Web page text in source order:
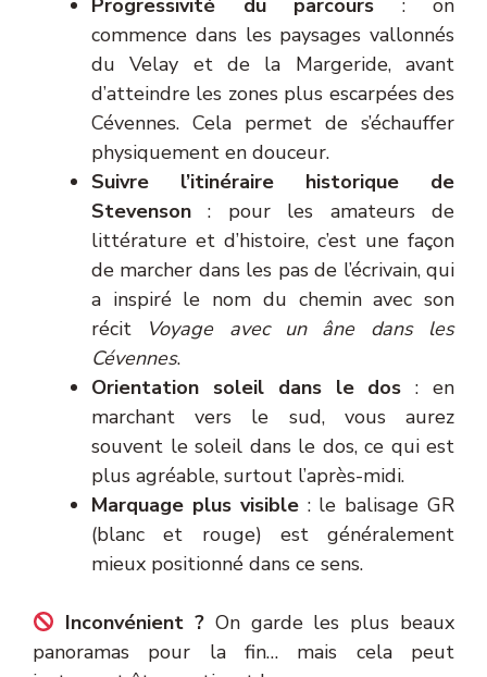
Progressivité du parcours : on
commence dans les paysages vallonnés
du Velay et de la Margeride, avant
d’atteindre les zones plus escarpées des
Cévennes. Cela permet de s’échauffer
physiquement en douceur.
Suivre l’itinéraire historique de
Stevenson : pour les amateurs de
littérature et d’histoire, c’est une façon
de marcher dans les pas de l’écrivain, qui
a inspiré le nom du chemin avec son
récit
Voyage avec un âne dans les
Cévennes.
Orientation soleil dans le dos : en
marchant vers le sud, vous aurez
souvent le soleil dans le dos, ce qui est
plus agréable, surtout l’après-midi.
Marquage plus visible: le balisage GR
(blanc et rouge) est généralement
mieux positionné dans ce sens.
Inconvénient ? On garde les plus beaux
panoramas pour la fin… mais cela peut